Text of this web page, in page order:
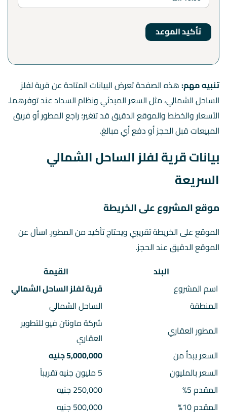
تنبيه مهم:هذه الصفحة تعرض البيانات المتاحة عن قرية لفلز
الساحل الشمالي، مثل السعر المبدئي ونظام السداد عند توفرهما.
الأسعار والخطط والموقع الدقيق قد تتغير؛ راجع المطور أو فريق
المبيعات قبل الحجز أو دفع أي مبالغ.
بيانات قرية لفلز الساحل الشمالي
السريعة
موقع المشروع على الخريطة
الموقع على الخريطة تقريبي ويحتاج تأكيد من المطور. اسأل عن
الموقع الدقيق عند الحجز.
البند
القيمة
اسم المشروع
قرية لفلز الساحل الشمالي
المنطقة
الساحل الشمالي
المطور العقاري
شركة ماونتن فيو للتطوير
العقاري
السعر يبدأ من
5,000,000 جنيه
السعر بالمليون
5 مليون جنيه تقريباً
المقدم 5%
250,000 جنيه
المقدم 10%
500,000 جنيه